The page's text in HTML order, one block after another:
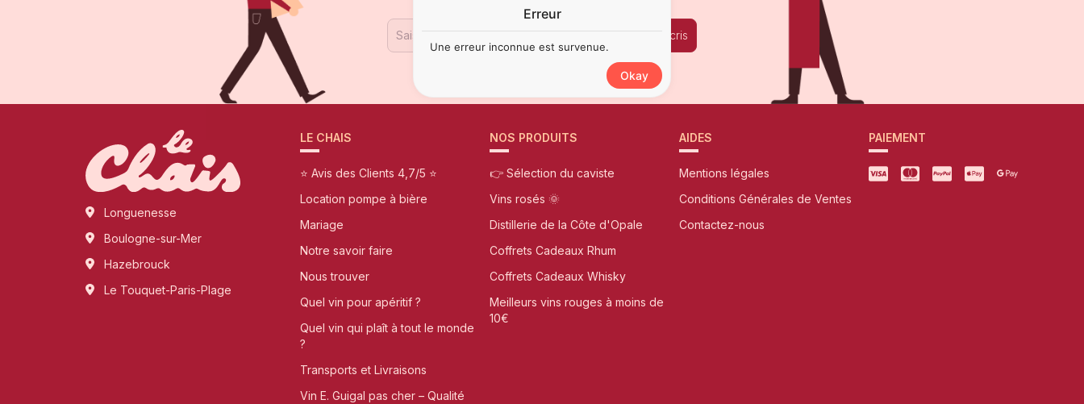
Je m'inscris
Longuenesse
Boulogne-sur-Mer
Hazebrouck
Le Touquet-Paris-Plage
LE CHAIS
⭐ Avis des Clients 4,7/5 ⭐
Location pompe à bière
Mariage
Notre savoir faire
Nous trouver
Quel vin pour apéritif ?
Quel vin qui plaît à tout le monde
?
Transports et Livraisons
Vin E. Guigal pas cher – Qualité
NOS PRODUITS
👉 Sélection du caviste
Vins rosés 🌞
Distillerie de la Côte d'Opale
Coffrets Cadeaux Rhum
Coffrets Cadeaux Whisky
Meilleurs vins rouges à moins de
10€
AIDES
Mentions légales
Conditions Générales de Ventes
Contactez-nous
PAIEMENT
Erreur
Une erreur inconnue est survenue.
Okay